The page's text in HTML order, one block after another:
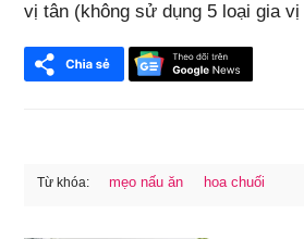
vị tân (không sử dụng 5 loại gia
Từ khóa: mẹo nấu ăn hoa chuối